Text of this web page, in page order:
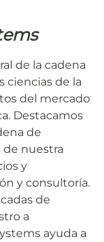
de la cadena
ciencias de la
del mercado
Destacamos
de
nuestra
y
y consultoría.
de
a
ayuda a